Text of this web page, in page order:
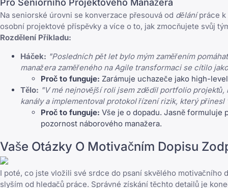
Pro Seniorního Projektového Manažera
Na seniorské úrovni se konverzace přesouvá od dělánípráce k
osobní projektové příspěvky a více o to, jak zmocňujete svůj
Rozdělení Příkladu:
Háček: "Posledních pět let bylo mým zaměřením
manažera zaměřeného na Agile transformaci se cítilo
Proč to funguje: Zarámuje uchazeče jako high-
Tělo: "V mé nejnovější roli jsem zdědil portfolio
kanály a implementoval protokol řízení rizik, který přinesl
Proč to funguje: Vše je o dopadu. Jasně formuluje
pozornost náborového manažera.
Vaše Otázky O Motivačním Dopisu
I poté, co jste vložili své srdce do psaní skvělého motivačního
slyším od hledačů práce. Správné získání těchto detailů je